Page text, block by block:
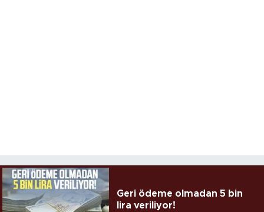
Geri ödeme olmadan 5 bin
lira veriliyor!